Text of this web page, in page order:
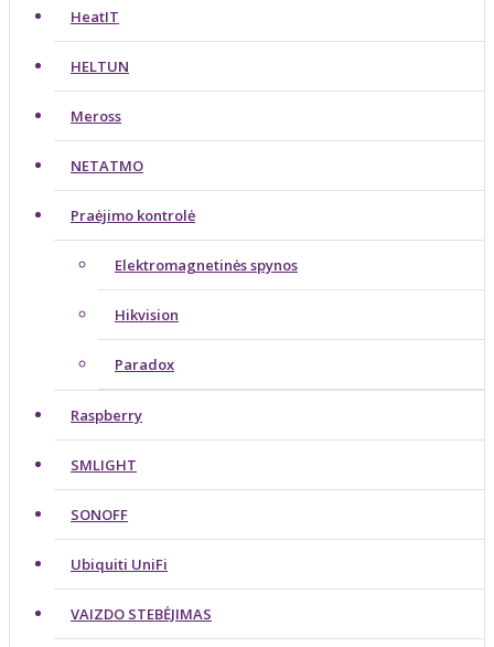
HeatIT
HELTUN
Meross
NETATMO
Praėjimo kontrolė
Elektromagnetinės spynos
Hikvision
Paradox
Raspberry
SMLIGHT
SONOFF
Ubiquiti UniFi
VAIZDO STEBĖJIMAS